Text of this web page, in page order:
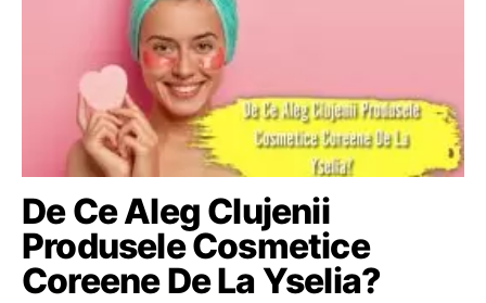
De Ce Aleg Clujenii
Produsele Cosmetice
Coreene De La Yselia?